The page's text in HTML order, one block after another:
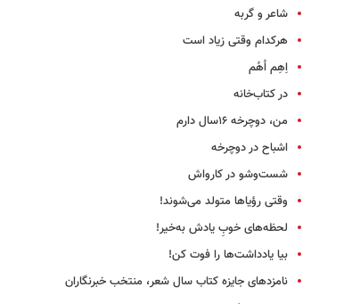
شاعر و گربه
هرکدام وقتی زیاد است
اِهِم اُهُم
در کتاب‌خانه
من، دوچرخه ۱۶سال دارم
اشباح در دوچرخه
شست‌و‌شو در کارواش
وقتی رؤیاها متولد می‌شوند!
لحظه‌های خوبِ یادش به‌خیر!
بیا یادداشت‌ها را فوت کن!
نامزدهای جایزه‌ کتاب سال شعر، منتخب خبرنگاران